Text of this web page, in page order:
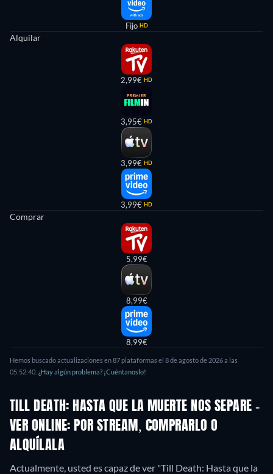
Fijo HD
Alquilar
2,99€ HD
3,95€ HD
3,99€ HD
3,99€ HD
Comprar
5,99€
8,99€
8,99€
Hemos buscado actualizaciones en87plataformas el 8 de agosto de 2026a las
05:52:40 ¿Hay algún problema? ¡Cuéntanoslo!
TILL DEATH: HASTA QUE LA MUERTE NOS SEPARE -
VER ONLINE: POR STREAM, COMPRARLO O
ALQUÍLALA
Actualmente, usted es capaz de ver "Till Death: Hasta que la